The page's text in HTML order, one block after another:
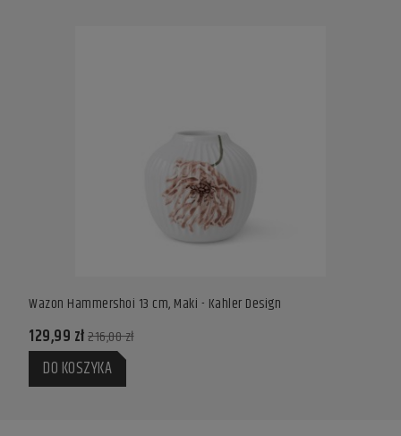
Wazon Hammershoi 13 cm, Maki - Kahler Design
129,99 zł216,00 zł
DO KOSZYKA